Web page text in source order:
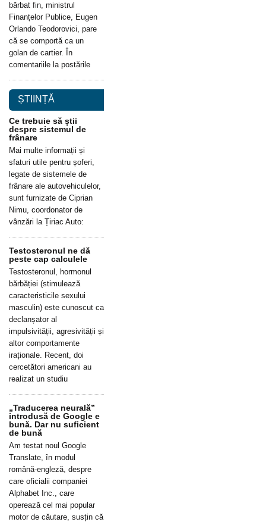
bărbat fin, ministrul
Finanțelor Publice, Eugen
Orlando Teodorovici, pare
că se comportă ca un
golan de cartier. În
comentariile la postările
ȘTIINȚĂ
Ce trebuie să știi
despre sistemul de
frânare
Mai multe informații și
sfaturi utile pentru șoferi,
legate de sistemele de
frânare ale autovehiculelor,
sunt furnizate de Ciprian
Nimu, coordonator de
vânzări la Țiriac Auto:
Testosteronul ne dă
peste cap calculele
Testosteronul, hormonul
bărbăției (stimulează
caracteristicile sexului
masculin) este cunoscut ca
declanșator al
impulsivității, agresivității și
altor comportamente
iraționale. Recent, doi
cercetători americani au
realizat un studiu
„Traducerea neurală”
introdusă de Google e
bună. Dar nu suficient
de bună
Am testat noul Google
Translate, în modul
română-engleză, despre
care oficialii companiei
Alphabet Inc., care
operează cel mai popular
motor de căutare, susțin că